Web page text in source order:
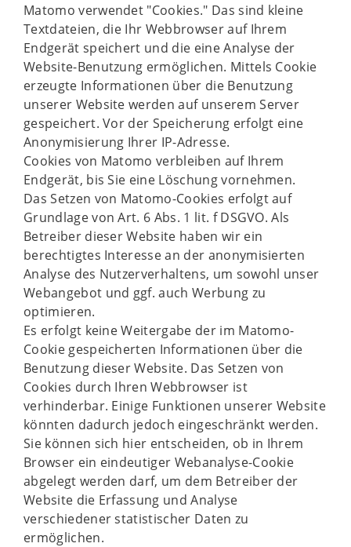
Matomo verwendet "Cookies." Das sind kleine
Textdateien, die Ihr Webbrowser auf Ihrem
Endgerät speichert und die eine Analyse der
Website-Benutzung ermöglichen. Mittels Cookie
erzeugte Informationen über die Benutzung
unserer Website werden auf unserem Server
gespeichert. Vor der Speicherung erfolgt eine
Anonymisierung Ihrer IP-Adresse.
Cookies von Matomo verbleiben auf Ihrem
Endgerät, bis Sie eine Löschung vornehmen.
Das Setzen von Matomo-Cookies erfolgt auf
Grundlage von Art. 6 Abs. 1 lit. f DSGVO. Als
Betreiber dieser Website haben wir ein
berechtigtes Interesse an der anonymisierten
Analyse des Nutzerverhaltens, um sowohl unser
Webangebot und ggf. auch Werbung zu
optimieren.
Es erfolgt keine Weitergabe der im Matomo-
Cookie gespeicherten Informationen über die
Benutzung dieser Website. Das Setzen von
Cookies durch Ihren Webbrowser ist
verhinderbar. Einige Funktionen unserer Website
könnten dadurch jedoch eingeschränkt werden.
Sie können sich hier entscheiden, ob in Ihrem
Browser ein eindeutiger Webanalyse-Cookie
abgelegt werden darf, um dem Betreiber der
Website die Erfassung und Analyse
verschiedener statistischer Daten zu
ermöglichen.